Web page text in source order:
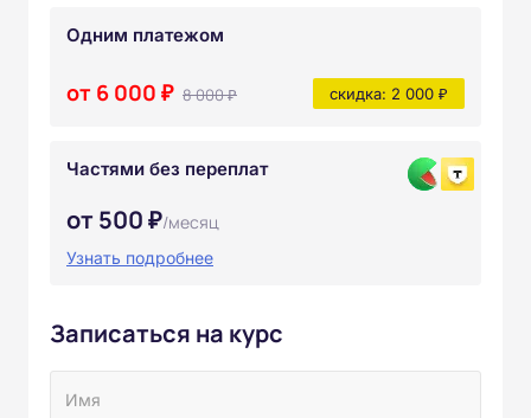
Одним платежом
от 6 000 ₽ 8 000 ₽ скидка: 2 000 ₽
Частями без переплат
от 500 ₽/месяц
Узнать подробнее
Записаться на курс